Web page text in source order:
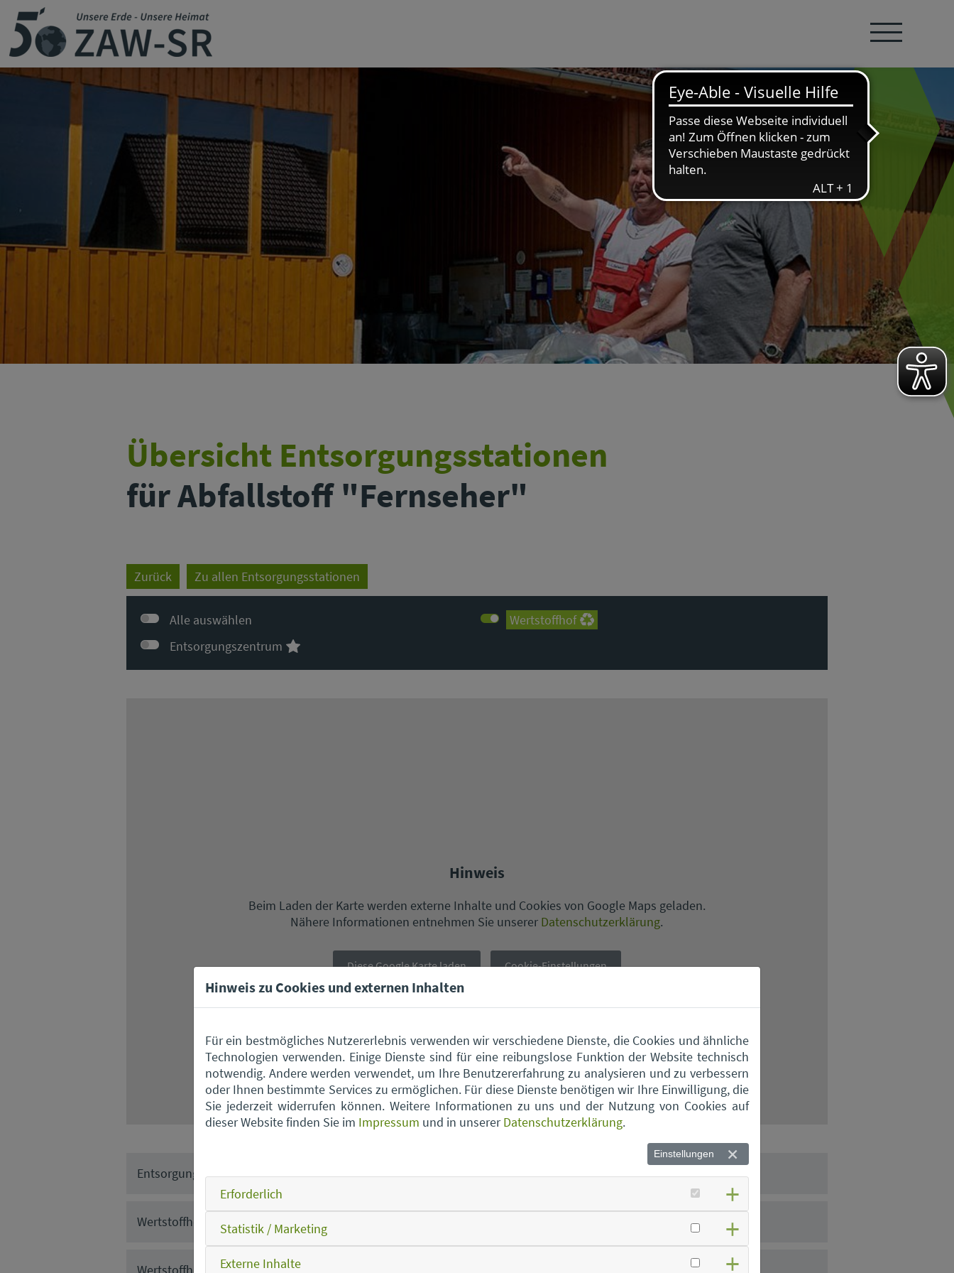
Navigation öffnen
Übersicht Entsorgungsstationen
für Abfallstoff "Fernseher"
Zurück Zu allen Entsorgungsstationen
Alle auswählen
Wertstoffhof
Entsorgungszentrum
Hinweis
Beim Laden der Karte werden externe Inhalte und Cookies von Google Maps geladen.
Nähere Informationen entnehmen Sie unserer Datenschutzerklärung.
Diese Google Karte laden Cookie-Einstellungen
Entsorgungszentrum Straubing Wertstoffhof Aholfing Wertstoffhof Aiterhofen
Wertstoffhof Ascha Wertstoffhof Bogen
Wertstoffhof Falkenfels Wertstoffhof Geiselhöring
Hinweis zu Cookies und externen Inhalten
Für ein bestmögliches Nutzererlebnis verwenden wir verschiedene Dienste, die Cookies und ähnliche
Technologien verwenden. Einige Dienste sind für eine reibungslose Funktion der Website technisch
notwendig. Andere werden verwendet, um Ihre Benutzererfahrung zu analysieren und zu verbessern
oder Ihnen bestimmte Services zu ermöglichen. Für diese Dienste benötigen wir Ihre Einwilligung, die
Sie jederzeit widerrufen können. Weitere Informationen zu uns und der Nutzung von Cookies auf
dieser Website finden Sie im Impressum und in unsererDatenschutzerklärung.
Einstellungen
Erforderlich
Statistik / Marketing
Externe Inhalte